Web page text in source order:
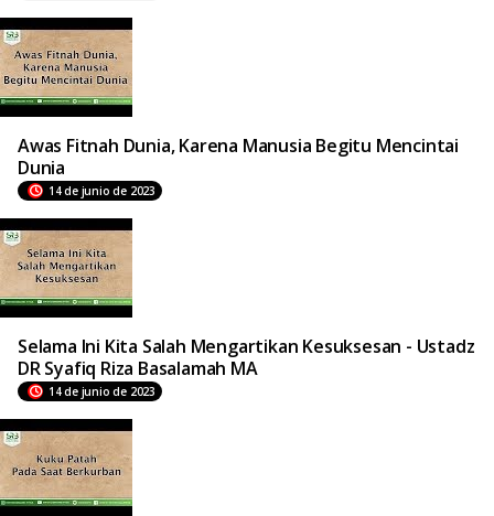
Awas Fitnah Dunia, Karena Manusia Begitu Mencintai
Dunia
14 de junio de 2023
Selama Ini Kita Salah Mengartikan Kesuksesan - Ustadz
DR Syafiq Riza Basalamah MA
14 de junio de 2023